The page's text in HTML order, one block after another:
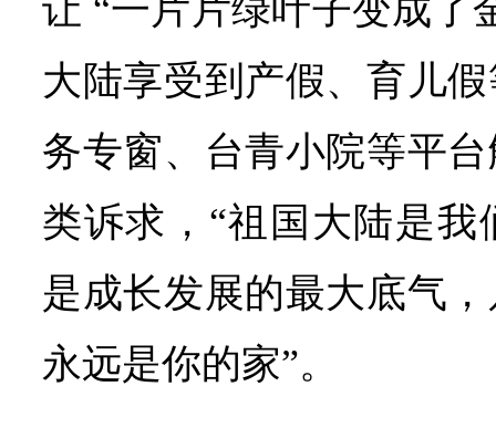
让 “一片片绿叶子变成了
大陆享受到产假、育儿
务专窗、台青小院等平
类诉求，“祖国大陆是
是成长发展的最大底气
永远是你的家”。